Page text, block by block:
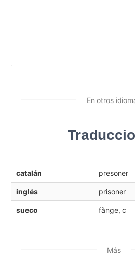
En otros
catalán presoner
inglés prisoner
sueco fånge, c
Más